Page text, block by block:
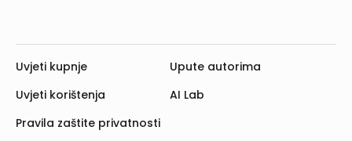
Uvjeti kupnje
Uvjeti korištenja
Pravila zaštite privatnosti
Upute autorima
AI Lab